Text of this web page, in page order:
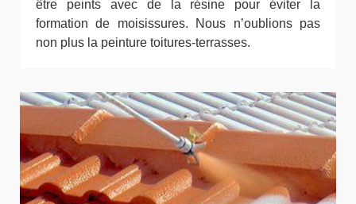
être peints avec de la résine pour éviter la
formation de moisissures. Nous n’oublions pas
non plus la peinture toitures-terrasses.